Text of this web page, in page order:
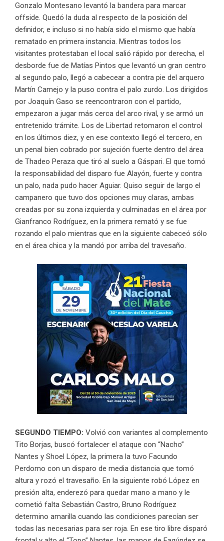
Gonzalo Montesano levantó la bandera para marcar
offside. Quedó la duda al respecto de la posición del
definidor, e incluso si no había sido el mismo que había
rematado en primera instancia. Mientras todos los
visitantes protestaban el local salió rápido por derecha, el
desborde fue de Matías Pintos que levantó un gran centro
al segundo palo, llegó a cabecear a contra pie del arquero
Martín Camejo y la puso contra el palo zurdo. Los dirigidos
por Joaquín Gaso se reencontraron con el partido,
empezaron a jugar más cerca del arco rival, y se armó un
entretenido trámite. Los de Libertad retomaron el control
en los últimos diez, y en ese contexto llegó el tercero, en
un penal bien cobrado por sujeción fuerte dentro del área
de Thadeo Peraza que tiró al suelo a Gáspari. El que tomó
la responsabilidad del disparo fue Alayón, fuerte y contra
un palo, nada pudo hacer Aguiar. Quiso seguir de largo el
campanero que tuvo dos opciones muy claras, ambas
creadas por su zona izquierda y culminadas en el área por
Gianfranco Rodríguez, en la primera remató y se fue
rozando el palo mientras que en la siguiente cabeceó sólo
en el área chica y la mandó por arriba del travesaño.
SEGUNDO TIEMPO: Volvió con variantes al complemento
Tito Borjas, buscó fortalecer el ataque con “Nacho”
Nantes y Shoel López, la primera la tuvo Facundo
Perdomo con un disparo de media distancia que tomó
altura y rozó el travesaño. En la siguiente robó López en
presión alta, enderezó para quedar mano a mano y le
cometió falta Sebastián Castro, Bruno Rodríguez
determino amarilla cuando las condiciones parecían ser
todas las necesarias para ser roja. En ese tiro libre disparó